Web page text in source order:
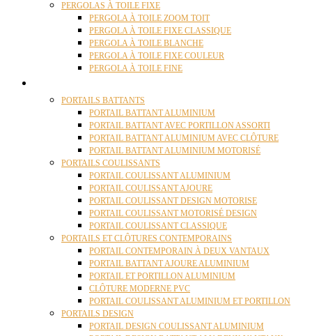
PERGOLAS À TOILE FIXE
PERGOLA À TOILE ZOOM TOIT
PERGOLA À TOILE FIXE CLASSIQUE
PERGOLA À TOILE BLANCHE
PERGOLA À TOILE FIXE COULEUR
PERGOLA À TOILE FINE
PORTAILS BATTANTS
PORTAIL BATTANT ALUMINIUM
PORTAIL BATTANT AVEC PORTILLON ASSORTI
PORTAIL BATTANT ALUMINIUM AVEC CLÔTURE
PORTAIL BATTANT ALUMINIUM MOTORISÉ
PORTAILS COULISSANTS
PORTAIL COULISSANT ALUMINIUM
PORTAIL COULISSANT AJOURE
PORTAIL COULISSANT DESIGN MOTORISE
PORTAIL COULISSANT MOTORISÉ DESIGN
PORTAIL COULISSANT CLASSIQUE
PORTAILS ET CLÔTURES CONTEMPORAINS
PORTAIL CONTEMPORAIN À DEUX VANTAUX
PORTAIL BATTANT AJOURE ALUMINIUM
PORTAIL ET PORTILLON ALUMINIUM
CLÔTURE MODERNE PVC
PORTAIL COULISSANT ALUMINIUM ET PORTILLON
PORTAILS DESIGN
PORTAIL DESIGN COULISSANT ALUMINIUM